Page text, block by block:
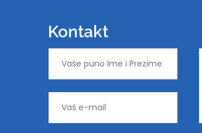
Kontakt